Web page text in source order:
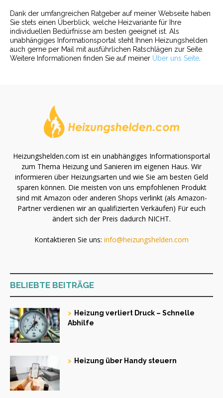
Dank der umfangreichen Ratgeber auf meiner Webseite haben
Sie stets einen Überblick, welche Heizvariante für Ihre
individuellen Bedürfnisse am besten geeignet ist. Als
unabhängiges Informationsportal steht Ihnen Heizungshelden
auch gerne per Mail mit ausführlichen Ratschlägen zur Seite.
Weitere Informationen finden Sie auf meiner Über uns Seite
Heizungshelden.com ist ein unabhängiges Informationsportal
zum Thema Heizung und Sanieren im eigenen Haus. Wir
informieren über Heizungsarten und wie Sie am besten Geld
sparen können. Die meisten von uns empfohlenen Produkt
sind mit Amazon oder anderen Shops verlinkt (als Amazon-
Partner verdienen wir an qualifizierten Verkäufen) Für euch
ändert sich der Preis dadurch NICHT.
Kontaktieren Sie uns: info@heizungshelden.com
BELIEBTE BEITRÄGE
Heizung verliert Druck – Schnelle
Abhilfe
Heizung über Handy steuern